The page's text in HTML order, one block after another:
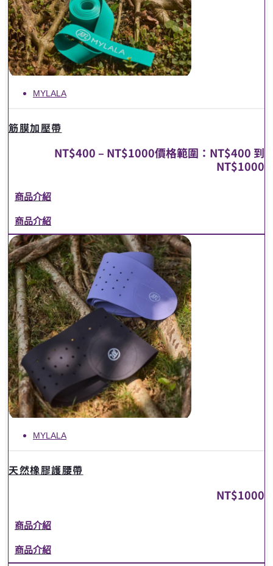
MYLALA
筋膜加壓帶
NT$400– NT$1000價格範圍：NT$400 到
NT$1000
商品介紹
商品介紹
MYLALA
天然橡膠護腰帶
NT$1000
商品介紹
商品介紹